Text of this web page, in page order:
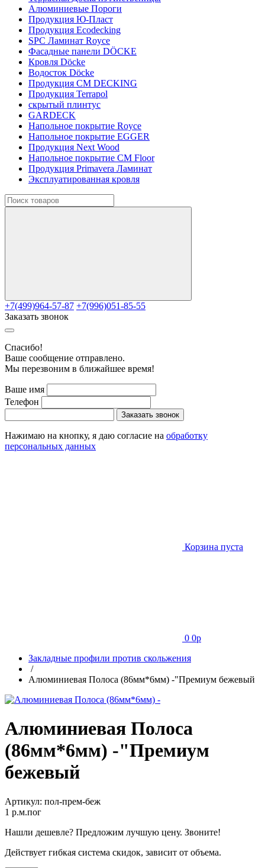
Алюминиевые Пороги
Продукция Ю-Пласт
Продукция Ecodecking
SPC Ламинат Royce
Фасадные панели DÖCKE
Кровля Döcke
Водосток Döcke
Продукция CM DECKING
Продукция Terrapol
скрытый плинтус
GARDECK
Напольное покрытие Royce
Напольное покрытие EGGER
Продукция Next Wood
Напольное покрытие CM Floor
Продукция Primavera Ламинат
Эксплуатированная кровля
+7(499)964-57-87 +7(996)051-85-55
Заказать звонок
Cпасибо!
Ваше сообщение отправлено.
Мы перезвоним в ближайшее время!
Ваше имя
Телефон
Заказать звонок
Нажимаю на кнопку, я даю согласие на обработку
персональных данных
Корзина пуста
0 0p
Закладные профили против скольжения
/
Алюминиевая Полоса (86мм*6мм) -"Премиум бежевый
Алюминиевая Полоса
(86мм*6мм) -"Премиум
бежевый
Артикул: пол-прем-беж
1 p.м.пог
Нашли дешевле? Предложим лучшую цену. Звоните!
Действует гибкая система скидок, зависит от объема.